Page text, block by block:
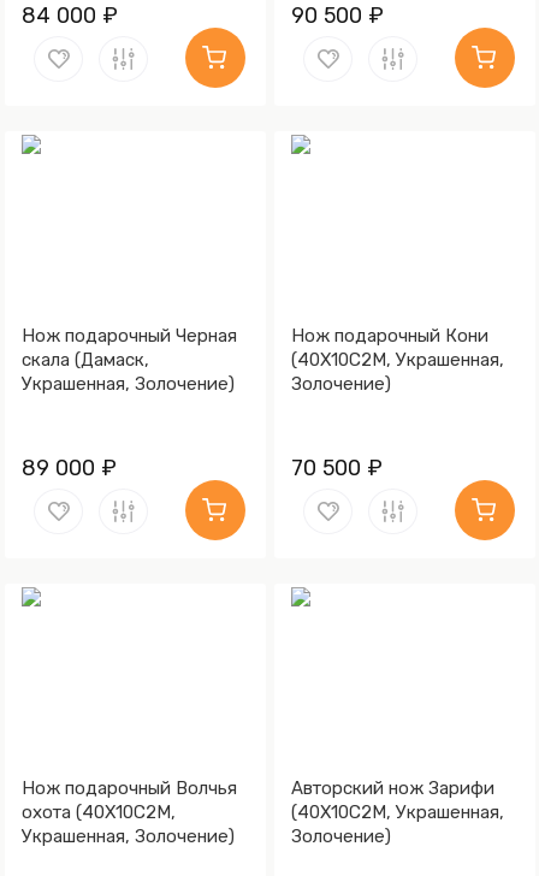
84 000 ₽ 90 500 ₽
Нож подарочный Черная
скала (Дамаск,
Украшенная, Золочение)
89 000 ₽
Нож подарочный Кони
(40Х10С2М, Украшенная,
Золочение)
70 500 ₽
Нож подарочный Волчья
охота (40Х10С2М,
Украшенная, Золочение)
Авторский нож Зарифи
(40Х10С2М, Украшенная,
Золочение)